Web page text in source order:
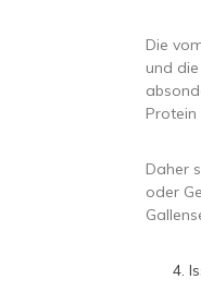
Die
und
Daher
oder